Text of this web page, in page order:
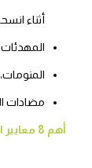
أثناء
المهدئات
مضادات
أهم 8